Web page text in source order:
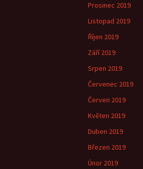
Prosinec 2019
Listopad 2019
Říjen 2019
Září 2019
Srpen 2019
Červenec 2019
Červen 2019
Květen 2019
Duben 2019
Březen 2019
Únor 2019